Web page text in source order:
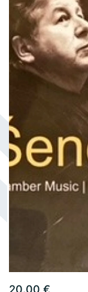
20.00 €